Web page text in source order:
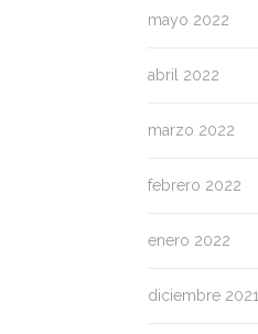
mayo 2022
abril 2022
marzo 2022
febrero 2022
enero 2022
diciembre 2021